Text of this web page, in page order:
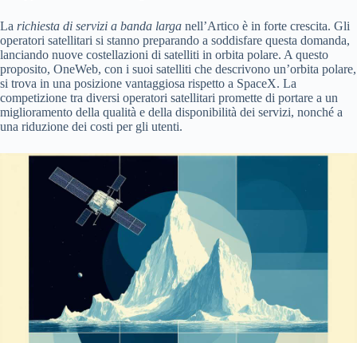
La richiesta di servizi a banda larga nell’Artico è in forte crescita. Gli
operatori satellitari si stanno preparando a soddisfare questa domanda,
lanciando nuove costellazioni di satelliti in orbita polare. A questo
proposito, OneWeb, con i suoi satelliti che descrivono un’orbita polare,
si trova in una posizione vantaggiosa rispetto a SpaceX. La
competizione tra diversi operatori satellitari promette di portare a un
miglioramento della qualità e della disponibilità dei servizi, nonché a
una riduzione dei costi per gli utenti.